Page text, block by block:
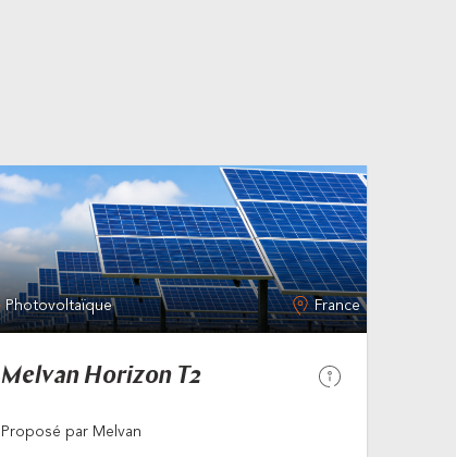
Photovoltaïque France
Melvan Horizon T2
Proposé par Melvan